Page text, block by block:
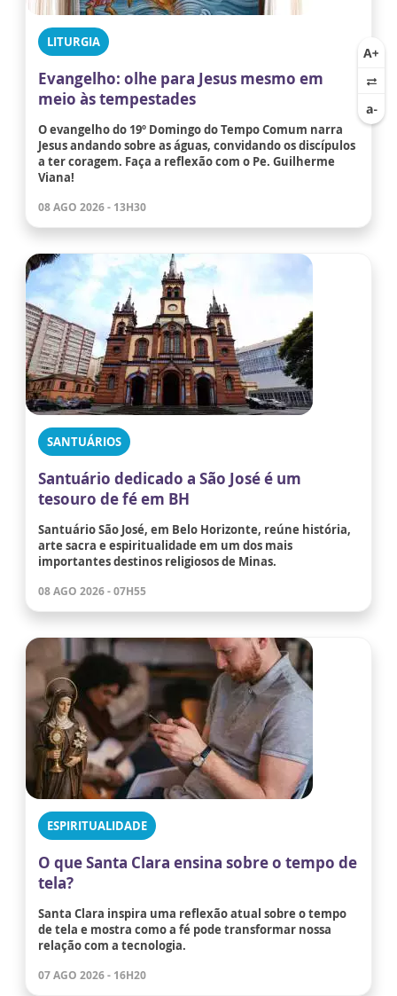
LITURGIA
Evangelho: olhe para Jesus mesmo em
meio às tempestades
O evangelho do 19º Domingo do Tempo Comum narra
Jesus andando sobre as águas, convidando os discípulos
a ter coragem. Faça a reflexão com o Pe. Guilherme
Viana!
08 AGO 2026 - 13H30
SANTUÁRIOS
Santuário dedicado a São José é um
tesouro de fé em BH
Santuário São José, em Belo Horizonte, reúne história,
arte sacra e espiritualidade em um dos mais
importantes destinos religiosos de Minas.
08 AGO 2026 - 07H55
ESPIRITUALIDADE
O que Santa Clara ensina sobre o tempo de
tela?
Santa Clara inspira uma reflexão atual sobre o tempo
de tela e mostra como a fé pode transformar nossa
relação com a tecnologia.
07 AGO 2026 - 16H20